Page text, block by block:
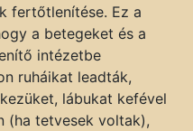
fertőtlenítése. Ez a
a betegeket és a
intézetbe
ruháikat leadták,
lábukat kefével
(ha tetvesek voltak),